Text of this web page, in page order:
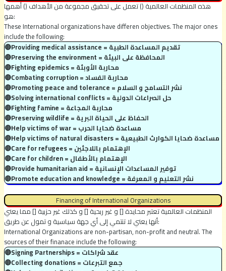
هذه المنظمات العالمية () تعمل على تحقيق مجموعة من الأهداف () أهمها
هو:
These International organizations have differen objectives. The major ones
include the following:
🔴Providing medical assistance = تقديم المساعدة الطبية
🔴Preserving the environment = المحافظة على البيئة
🔴Fighting epidemics = محاربة الأوبئة
🔴Combating corruption = محاربة الفساد
🔴Promoting peace and tolerance = نشر التسامح و السلام
🔴Solving international conflicts = حل الصراعات الدولية
🔴Fighting famine = محاربة المجاعة
🔴Preserving wildlife = الحفاظ على الحياة البرية
🔴Help victims of war = مساعدة ضحايا الحرب
🔴Help victims of natural disasters = مساعدة ضحايا الكوارث الطبيعية
🔴Care for refugees = الإهتمام باللاجئين
🔴Care for children = الإهتمام بالأطفال
🔴Provide humanitarian aid = توفير المساعدات الإنسانية
🔴Promote education and knowledge = نشر التعليم و المعرفة
Financing of International Organizations
المنظمات العالمية تعتبر محايدة [] و غير ربحية [] و كذلك غير حزبية [] مما يعني
أنها يعني لا تنتمي إلى أي جهة سياسية و تمول عن طريق:
International Organizations are non-partisan, non-profit and neutral. The
sources of their finanace include the following:
🔴Signing Partnerships = عقد شراكات
🔴Collecting donations = جمع التبرعات